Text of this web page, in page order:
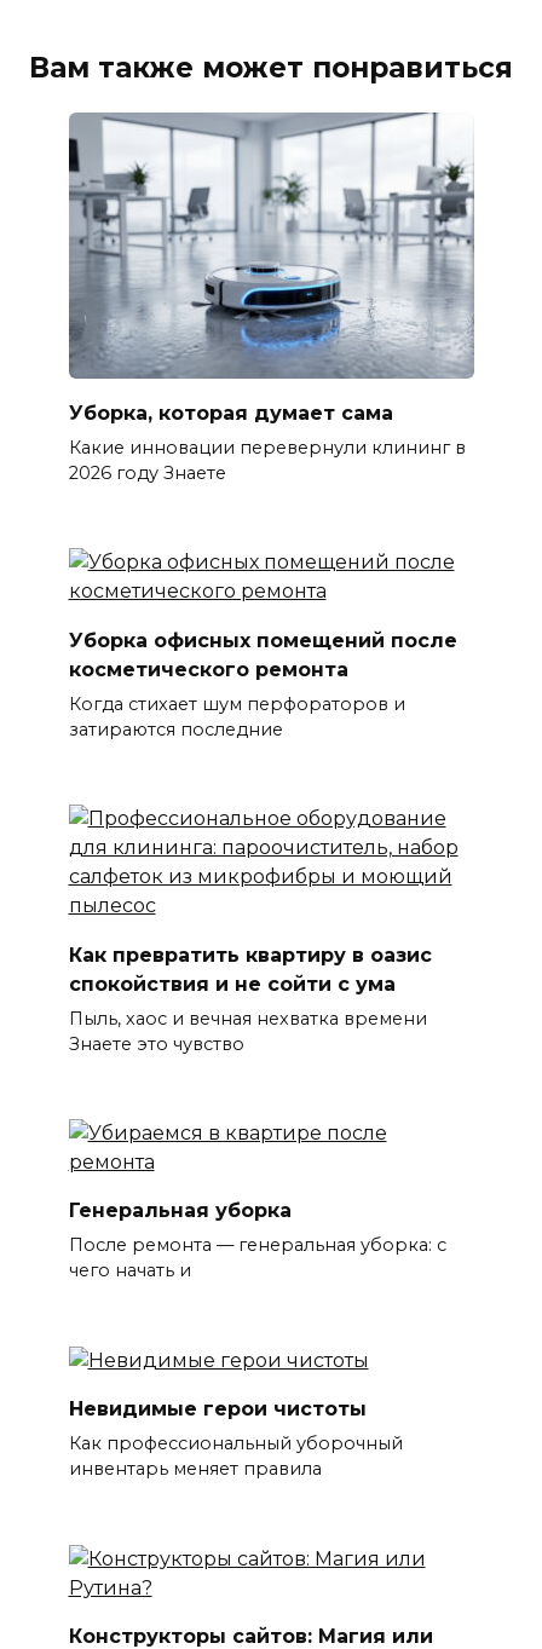
Вам также может понравиться
Уборка, которая думает сама
Какие инновации перевернули клининг в
2026 году Знаете
Уборка офисных помещений после
косметического ремонта
Когда стихает шум перфораторов и
затираются последние
Как превратить квартиру в оазис
спокойствия и не сойти с ума
Пыль, хаос и вечная нехватка времени
Знаете это чувство
Генеральная уборка
После ремонта — генеральная уборка: с
чего начать и
Невидимые герои чистоты
Как профессиональный уборочный
инвентарь меняет правила
Конструкторы сайтов: Магия или